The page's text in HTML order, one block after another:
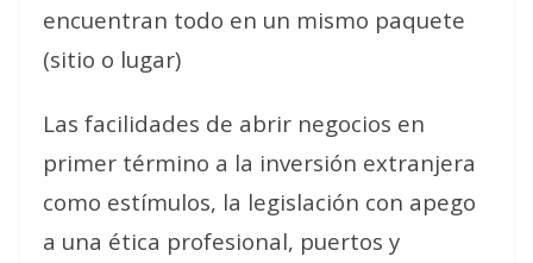
encuentran todo en un mismo paquete
(sitio o lugar)
Las facilidades de abrir negocios en
primer término a la inversión extranjera
como estímulos, la legislación con apego
a una ética profesional, puertos y